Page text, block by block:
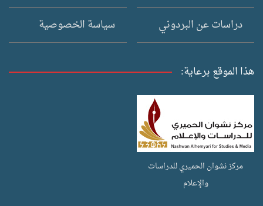
دراسات عن البردوني
سياسة الخصوصية
هذا الموقع برعاية:
مركز نشوان الحميري للدراسات
والإعلام